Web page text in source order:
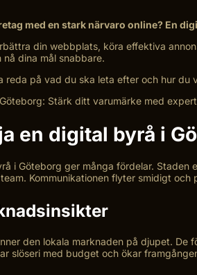
med en stark närvaro online? En
din webbplats, köra effektiva
dina mål snabbare.
reda på vad du ska leta efter och hur du
en digital byrå i
i Göteborg ger många fördelar.
Kommunikationen flyter smidigt
den lokala marknaden på djupet.
slöseri med budget och ökar